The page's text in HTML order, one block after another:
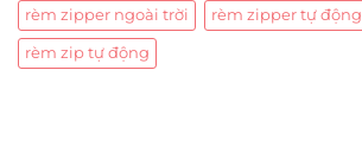
rèm zipper ngoài trời rèm zipper tự động
rèm zip tự động